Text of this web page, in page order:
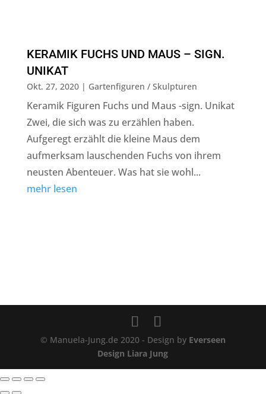
KERAMIK FUCHS UND MAUS – SIGN.
UNIKAT
Okt. 27, 2020| Gartenfiguren / Skulpturen
Keramik Figuren Fuchs und Maus -sign. Unikat
Zwei, die sich was zu erzählen haben.
Aufgeregt erzählt die kleine Maus dem
aufmerksam lauschenden Fuchs von ihrem
neusten Abenteuer. Was hat sie wohl...
mehr lesen
© Manuela-Jung.de 2020 - Design by Everseen
Design Liara Jung